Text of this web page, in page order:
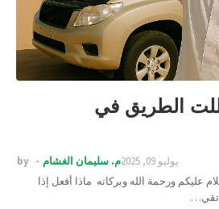
الطريق في
by م. سليمان الغشام
يوليو 09, 2025
عليكم ورحمة الله وبركاته ماذا أفعل إذا
تقي…